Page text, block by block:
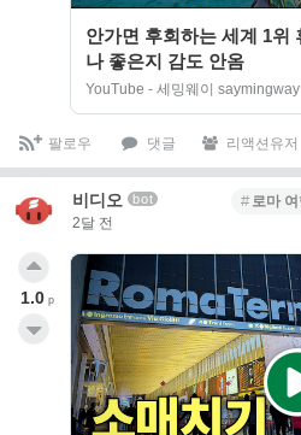
안가면 후회하는 세계 1위
나 좋은지 감도 안옴
YouTube - 세밍웨이 saymingway
팔로우 댓글 리액션유저
비디오 bot
2달 전
로마 여
1.0 p